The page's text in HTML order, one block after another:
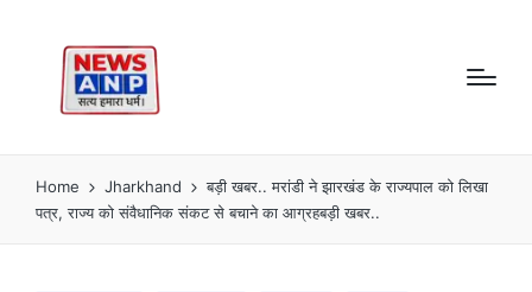
Home Jharkhand
बड़ी खबर.. मरांडी ने झारखंड के राज्यपाल को लिखा
पत्र, राज्य को संवैधानिक संकट से बचाने का आग्रहबड़ी खबर..